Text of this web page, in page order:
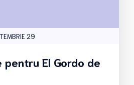
29
pentru El Gordo de